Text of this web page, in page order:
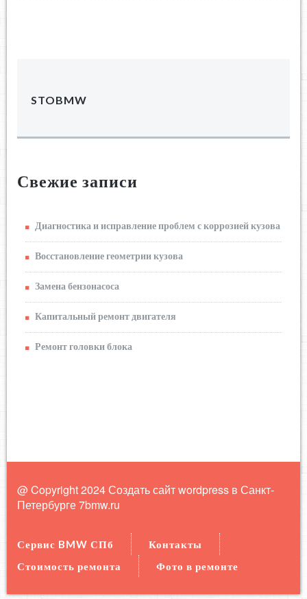
STOBMW
Свежие записи
Диагностика и исправление проблем с коррозией кузова
Восстановление геометрии кузова
Замена бензонасоса
Капитальный ремонт двигателя
Ремонт головки блока
@ Copyright 2024 Создать сайт wordpress в Санкт-
Петербурге7bmw.ru
Сервис BMW СПб
Контакты
Стоимость ремонта
Фото в ремонте